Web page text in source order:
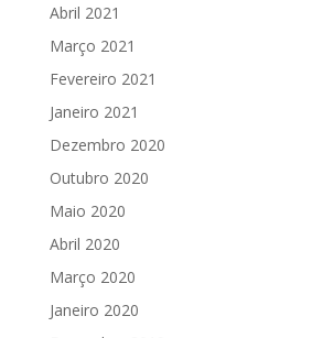
Abril 2021
Março 2021
Fevereiro 2021
Janeiro 2021
Dezembro 2020
Outubro 2020
Maio 2020
Abril 2020
Março 2020
Janeiro 2020